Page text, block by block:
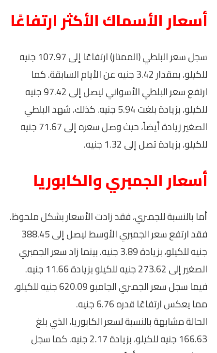
أسعار الأسماك الأكثر ارتفاعًا
سجل سعر البلطي (الممتاز) ارتفاعًا إلى 107.97 جنيه
للكيلو، بمقدار 3.42 جنيه عن الأيام السابقة. كما
ارتفع سعر البلطي الأسواني ليصل إلى 97.42 جنيه
للكيلو، بزيادة بلغت 5.94 جنيه. كذلك، شهد البلطي
الصغير زيادة أيضاً، حيث وصل سعره إلى 71.67 جنيه
للكيلو، بزيادة تصل إلى 1.32 جنيه.
أسعار الجمبري والكابوريا
أما بالنسبة للجمبري، فقد زادت الأسعار بشكل ملحوظ.
فقد ارتفع سعر الجمبري الأوسط ليصل إلى 388.45
جنيه للكيلو، بزيادة 3.89 جنيه. بينما زاد سعر الجمبري
الصغير إلى 273.62 جنيه للكيلو بزيادة 11.66 جنيه.
فيما سجل سعر الجمبري الجامبو 620.09 جنيه للكيلو،
مما يعكس ارتفاعًا قدره 6.76 جنيه.
الحالة مشابهة بالنسبة لسعر الكابوريا، الذي بلغ
166.63 جنيه للكيلو، بزيادة 2.17 جنيه. كما سجل